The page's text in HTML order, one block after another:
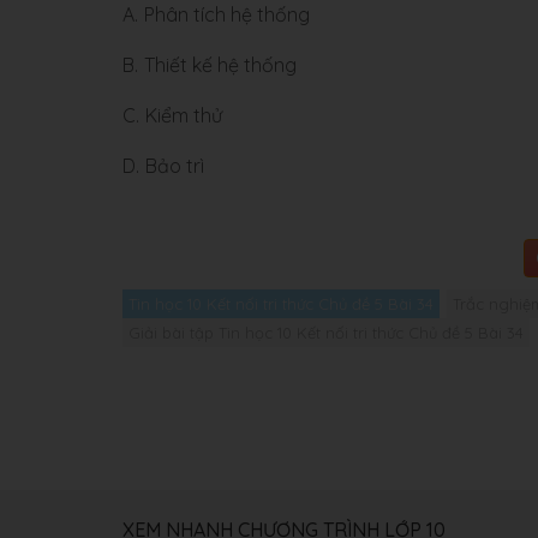
A. Phân tích hệ thống
B. Thiết kế hệ thống
C. Kiểm thử
D. Bảo trì
XEM NHANH CHƯƠNG TRÌNH LỚP 10